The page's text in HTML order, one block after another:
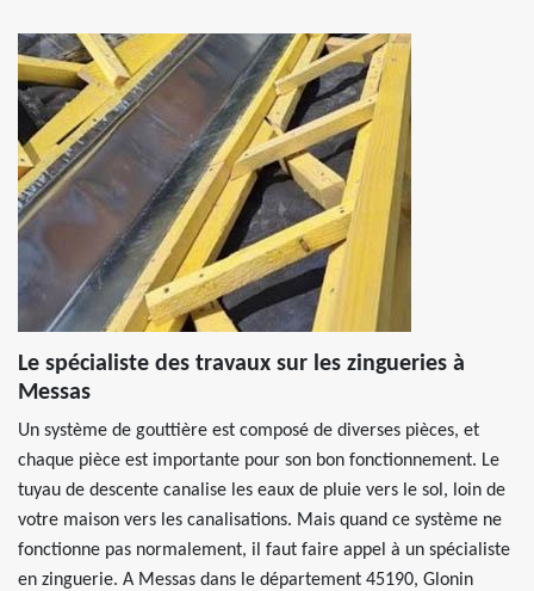
Le spécialiste des travaux sur les zingueries à
Messas
Un système de gouttière est composé de diverses pièces, et
chaque pièce est importante pour son bon fonctionnement. Le
tuyau de descente canalise les eaux de pluie vers le sol, loin de
votre maison vers les canalisations. Mais quand ce système ne
fonctionne pas normalement, il faut faire appel à un spécialiste
en zinguerie. A Messas dans le département 45190, Glonin